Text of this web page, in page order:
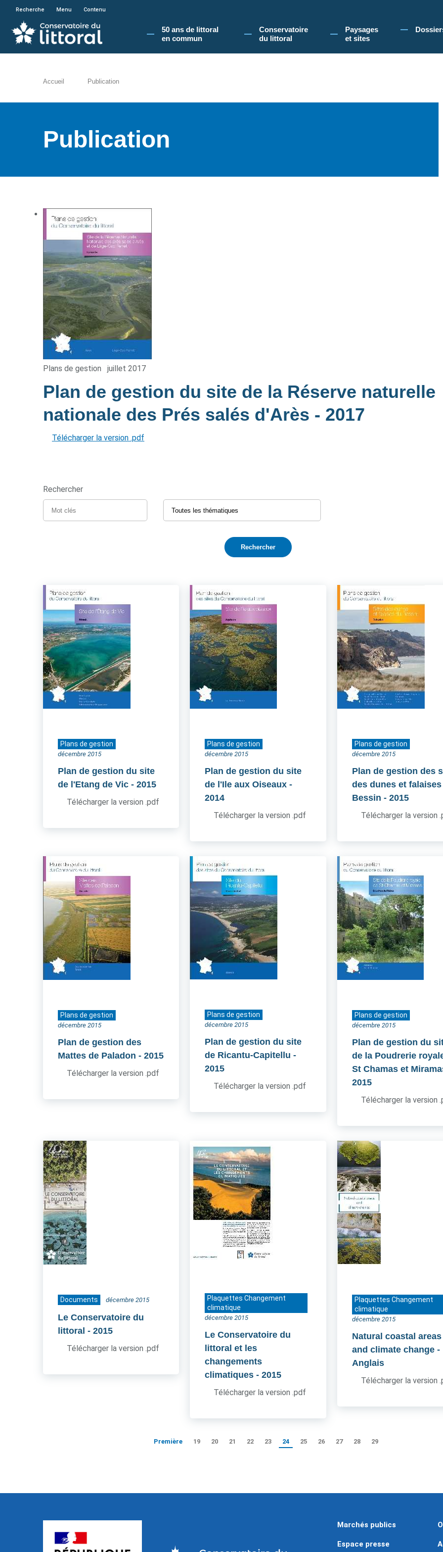
En poursuivant votre navigation sur le site du Conservatoire du littoral, vous acceptez l'utilisation de cookies pour vous
Recherche Menu Contenu
50 ans de littoral
en commun​
Conservatoire
du littoral
Paysages
et sites
Accueil Publication
Publication
Plans de gestion juillet 2017
Plan de gestion du site de la Réserve naturelle
nationale des Prés salés d'Arès - 2017
Télécharger la version .pdf
Rechercher
Plans de gestion
décembre 2015
Plan de gestion du site
de l'Etang de Vic - 2015
Télécharger la version .pdf
Plans de gestion
décembre 2015
Plan de gestion du site
de l'Ile aux Oiseaux -
2014
Télécharger la version .pdf
Plans de gestion
décembre 2015
Plan de gestion des
des dunes et falaises
Bessin - 2015
Télécharger la version
Plans de gestion
décembre 2015
Plan de gestion des
Mattes de Paladon - 2015
Télécharger la version .pdf
Plans de gestion
décembre 2015
Plan de gestion du site
de Ricantu-Capitellu -
2015
Télécharger la version .pdf
Plans de gestion
décembre 2015
Plan de gestion du
de la Poudrerie
St Chamas et
2015
Télécharger la version
Documents décembre 2015
Le Conservatoire du
littoral - 2015
Télécharger la version .pdf
Plaquettes Changement
climatique
décembre 2015
Le Conservatoire du
littoral et les
changements
climatiques - 2015
Télécharger la version .pdf
Plaquettes Changement
climatique
décembre 2015
Natural coastal areas
and climate change -
Anglais
Télécharger la version
Première 19 20 21 22 23 24 25 26 27 28 29
Marchés publics
Espace presse